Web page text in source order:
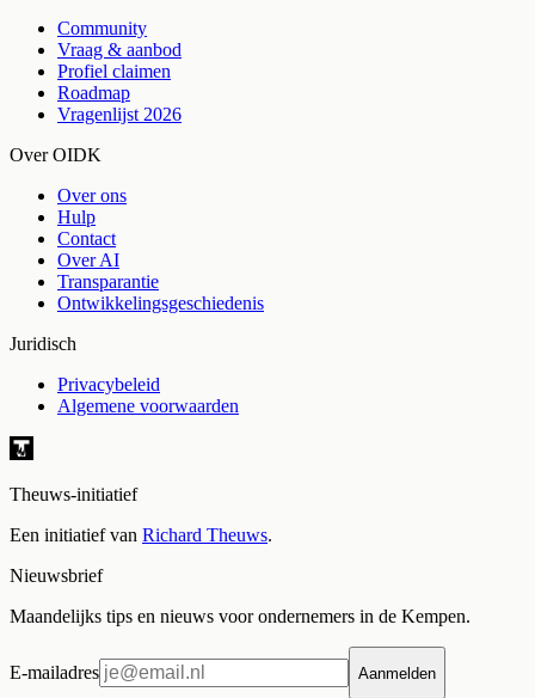
Community
Vraag & aanbod
Profiel claimen
Roadmap
Vragenlijst 2026
Over OIDK
Over ons
Hulp
Contact
Over AI
Transparantie
Ontwikkelingsgeschiedenis
Juridisch
Privacybeleid
Algemene voorwaarden
Theuws-initiatief
Een initiatief van Richard Theuws.
Nieuwsbrief
Maandelijks tips en nieuws voor ondernemers in de Kempen.
E-mailadres Aanmelden